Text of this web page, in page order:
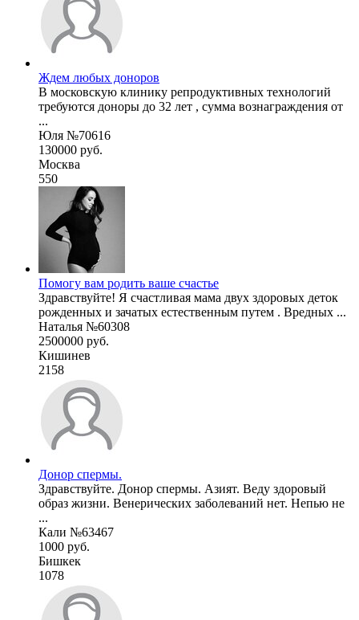
Ждем любых доноров
В московскую клинику репродуктивных технологий
требуются доноры до 32 лет , сумма вознаграждения от
...
Юля №70616
130000 руб.
Москва
550
Помогу вам родить ваше счастье
Здравствуйте! Я счастливая мама двух здоровых деток
рожденных и зачатых естественным путем . Вредных ...
Наталья №60308
2500000 руб.
Кишинев
2158
Донор спермы.
Здравствуйте. Донор спермы. Азият. Веду здоровый
образ жизни. Венерических заболеваний нет. Непью не
...
Кали №63467
1000 руб.
Бишкек
1078